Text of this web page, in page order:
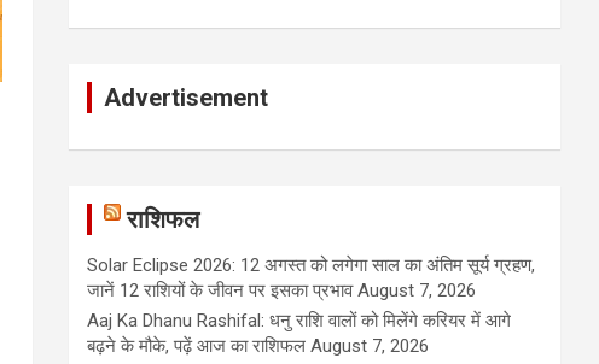
Advertisement
राशिफल
Solar Eclipse 2026: 12 अगस्त को लगेगा साल का अंतिम सूर्य ग्रहण,
जानें 12 राशियों के जीवन पर इसका प्रभाव August 7, 2026
Aaj Ka Dhanu Rashifal: धनु राशि वालों को मिलेंगे करियर में आगे
बढ़ने के मौके, पढ़ें आज का राशिफल August 7, 2026